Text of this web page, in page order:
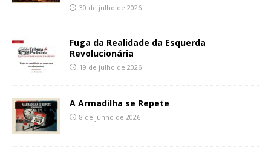
30 de julho de 2026
Fuga da Realidade da Esquerda
Revolucionária
19 de julho de 2026
A Armadilha se Repete
8 de junho de 2026